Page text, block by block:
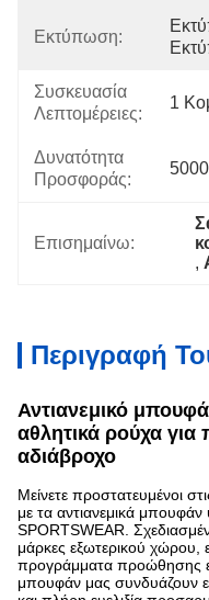
Εκτύπωση:
Συσκευασία
Λεπτομέρειες:
1
Δυνατότητα
Προσφοράς:
Επισημαίνω:
,
Περιγραφή
Αντιανεμικό
αθλητικά ρούχα
αδιάβροχο
Μείνετε προστατευμένοι
με τα αντιανεμικά
SPORTSWEAR.
μάρκες εξωτερικού χώρου,
προγράμματα προώθησης
μπουφάν μας συνδυάζουν